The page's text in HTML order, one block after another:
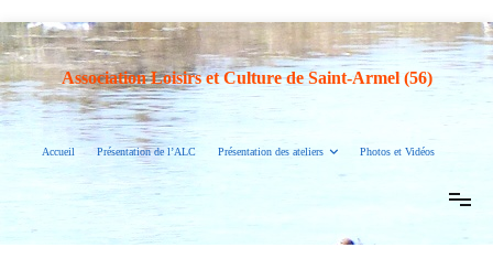
Association Loisirs et Culture de Saint-Armel (56)
Accueil Présentation de l’ALC Présentation des ateliers Photos et Vidéos